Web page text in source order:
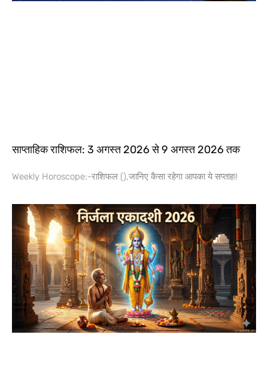
साप्ताहिक राशिफल: 3 अगस्त 2026 से 9 अगस्त 2026 तक
Weekly Horoscope:-राशिफल (),जानिए कैसा रहेगा आपका ये सप्ताह!!